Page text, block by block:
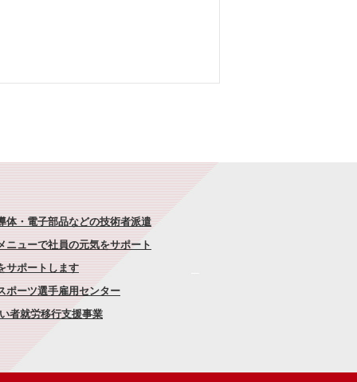
体・電子部品などの技術者派遣
ニューで社員の元気をサポート
サポートします
ポーツ選手雇用センター
者就労移行支援事業